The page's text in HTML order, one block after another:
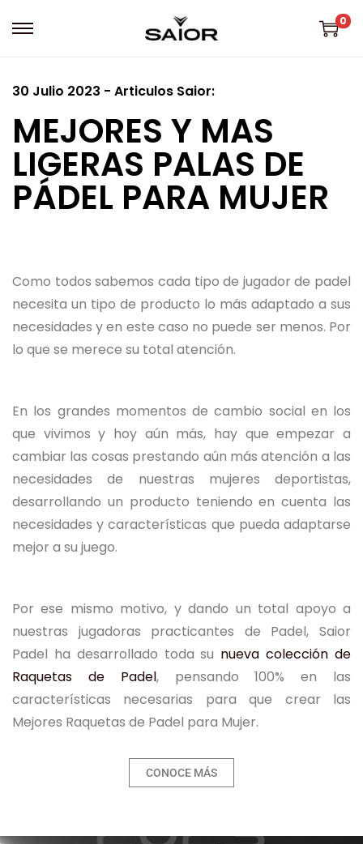
0
30 Julio 2023 - Articulos Saior:
MEJORES Y MAS
LIGERAS PALAS DE
PÁDEL PARA MUJER
Como todos sabemos cada tipo de jugador de padel
necesita un tipo de producto lo más adaptado a sus
necesidades y en este caso no puede ser menos. Por
lo que se merece su total atención.
En los grandes momentos de cambio social en los
que vivimos y hoy aún más, hay que empezar a
cambiar las cosas prestando aún más atención a las
necesidades de nuestras mujeres deportistas,
desarrollando un producto teniendo en cuenta las
necesidades y características que pueda adaptarse
mejor a su juego.
Por ese mismo motivo, y dando un total apoyo a
nuestras jugadoras practicantes de Padel, Saior
Padel ha desarrollado toda su nueva colección de
Raquetas de Padel, pensando 100% en las
características necesarias para que crear las
Mejores Raquetas de Padel para Mujer.
CONOCE MÁS